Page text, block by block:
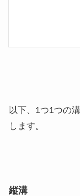
以下、1つ1つの
します。
縦溝